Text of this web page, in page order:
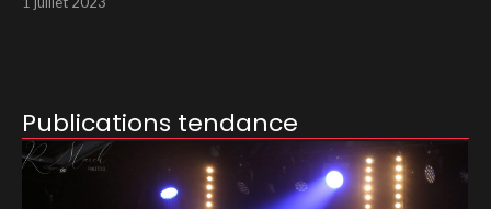
Publications tendance